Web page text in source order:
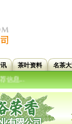
茶叶资料 名茶
息...